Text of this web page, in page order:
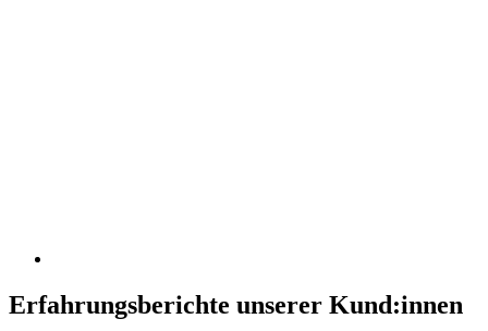
Erfahrungsberichte unserer Kund:innen